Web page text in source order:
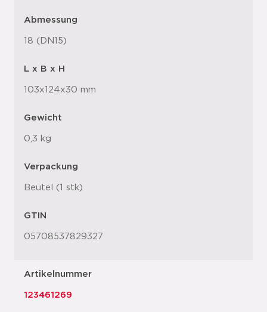
Abmessung
18 (DN15)
L x B x H
103x124x30 mm
Gewicht
0,3 kg
Verpackung
Beutel (1 stk)
GTIN
05708537829327
Artikelnummer
123461269